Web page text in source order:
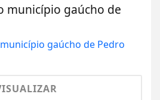
município gaúcho de